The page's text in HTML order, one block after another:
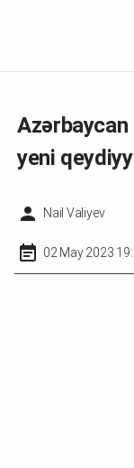
yeni
Nail Valiyev
02 May 2023